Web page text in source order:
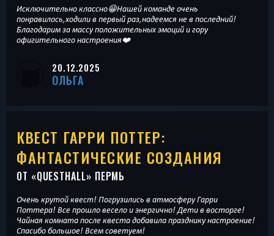
Исключительно классно😁Нашей команде очень
понравилось,ходили в первый раз,надеемся не в последний!
Благодарим за массу положительных эмоций и гору
офигительного настроения❤️
20.12.2025
ОЛЬГА
КВЕСТ ГАРРИ ПОТТЕР:
ФАНТАСТИЧЕСКИЕ СОЗДАНИЯ
ОТ «QUESTHALL» ПЕРМЬ
Очень крутой квест! Погрузились в атмосферу Гарри
Поттера! Все прошло весело и энергично! Дети в восторге!
Чайная комната после квеста добавила празднику настроение!
Спасибо большое! Всем советуем!